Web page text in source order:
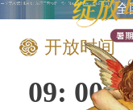
致敬巨匠：从达·芬
全
开放时间
09: 00